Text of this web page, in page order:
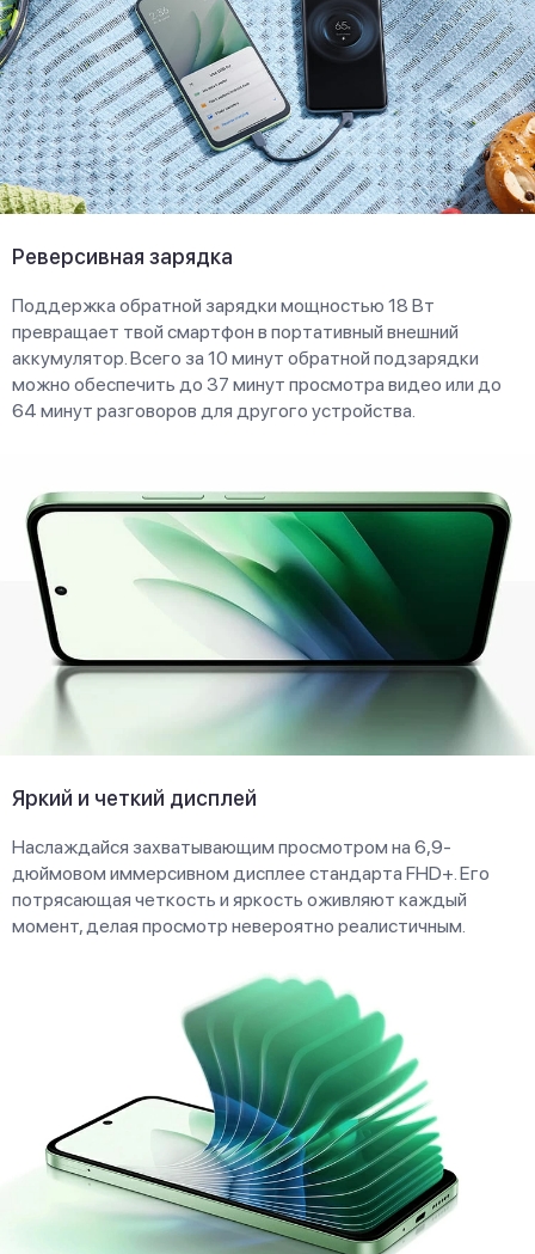
Реверсивная зарядка
Поддержка обратной зарядки мощностью 18 Вт
превращает твой смартфон в портативный внешний
аккумулятор. Всего за 10 минут обратной подзарядки
можно обеспечить до 37 минут просмотра видео или до
64 минут разговоров для другого устройства.
Яркий и четкий дисплей
Наслаждайся захватывающим просмотром на 6,9-
дюймовом иммерсивном дисплее стандарта FHD+. Его
потрясающая четкость и яркость оживляют каждый
момент, делая просмотр невероятно реалистичным.